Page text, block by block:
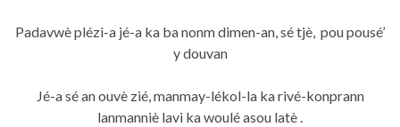
Padavwè plézi-a jé-a ka ba nonm dimen-an, sé tjè, pou pousé’
y douvan
Jé-a sé an ouvè zié, manmay-lékol-la ka rivé-konprann
lanmanniè lavi ka woulé asou latè .